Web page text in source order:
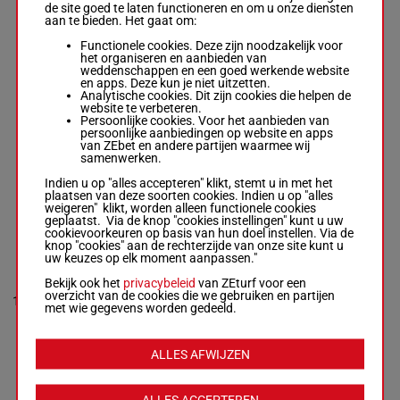
Agustin
Ezequiel Leines
Gustavo Daniel
55.5 kg
6p 7p 7p 5p 10p
55.5
kg
6p 7p 7p
5p 10p
TUCI TUCI
Jose Luiz Da
Jorge
Javier Rey Cairo
Box: 9 -H/4 -
55.5 kg
4p 8p (25) 4p 1p
55.5
kg
1p 6p
10
OCASION
Acedenir Gulart
Facundo
Santesteban
Box: 10 -H/4 -
4p 3p 3p 2p 1p
H/455.5
kg
4p 3p 3p
2p 1p
10
BLACK DOG
de site goed te laten functioneren en om u onze diensten
aan te bieden. Het gaat om:
Functionele cookies. Deze zijn noodzakelijk voor
het organiseren en aanbieden van
weddenschappen en een goed werkende website
en apps. Deze kun je niet uitzetten.
Analytische cookies. Dit zijn cookies die helpen de
website te verbeteren.
Persoonlijke cookies. Voor het aanbieden van
persoonlijke aanbiedingen op website en apps
van ZEbet en andere partijen waarmee wij
samenwerken.
Indien u op "alles accepteren" klikt, stemt u in met het
plaatsen van deze soorten cookies. Indien u op "alles
weigeren" klikt, worden alleen functionele cookies
geplaatst. Via de knop "cookies instellingen" kunt u uw
cookievoorkeuren op basis van hun doel instellen. Via de
knop "cookies" aan de rechterzijde van onze site kunt u
uw keuzes op elk moment aanpassen."
Bekijk ook het privacybeleid van ZEturf voor een
overzicht van de cookies die we gebruiken en partijen
met wie gegevens worden gedeeld.
ALLES AFWIJZEN